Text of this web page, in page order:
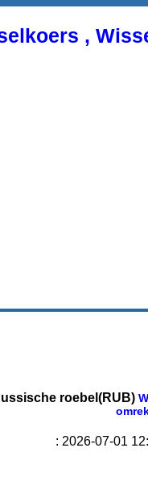
,
roebel(RUB)
: 2026-07-01